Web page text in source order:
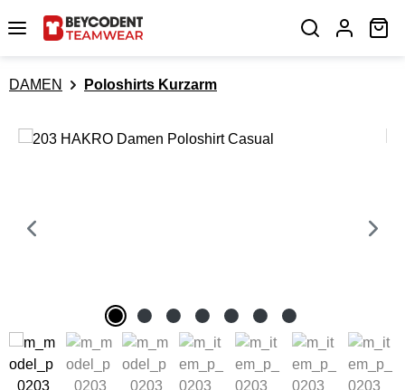
Zum Hauptinhalt springen
DAMEN Poloshirts Kurzarm
Bildergalerie überspringen